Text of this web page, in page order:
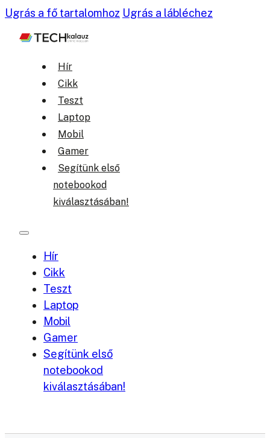
Ugrás a fő tartalomhoz Ugrás a lábléchez
Hír
Cikk
Teszt
Laptop
Mobil
Gamer
Segítünk első
notebookod
kiválasztásában!
Hír
Cikk
Teszt
Laptop
Mobil
Gamer
Segítünk első
notebookod
kiválasztásában!